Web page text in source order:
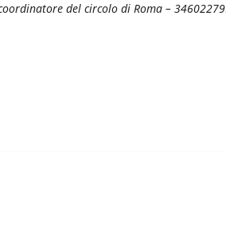
del circolo di Roma –